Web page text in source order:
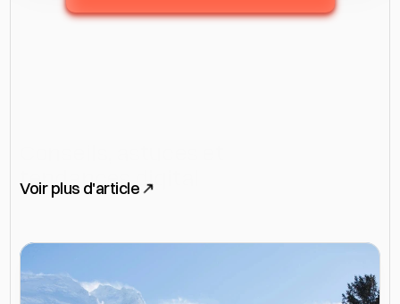
tendances digital
Voir plus d'article